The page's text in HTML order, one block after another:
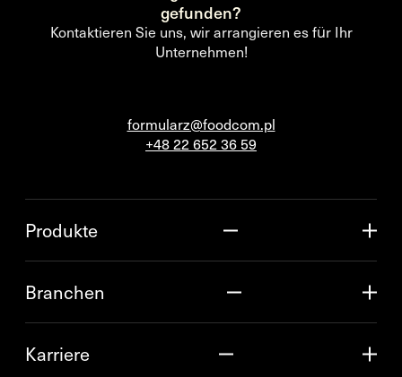
gefunden?
Kontaktieren Sie uns, wir arrangieren es für Ihr
Unternehmen!
formularz@foodcom.pl
+48 22 652 36 59
Produkte
Branchen
Karriere